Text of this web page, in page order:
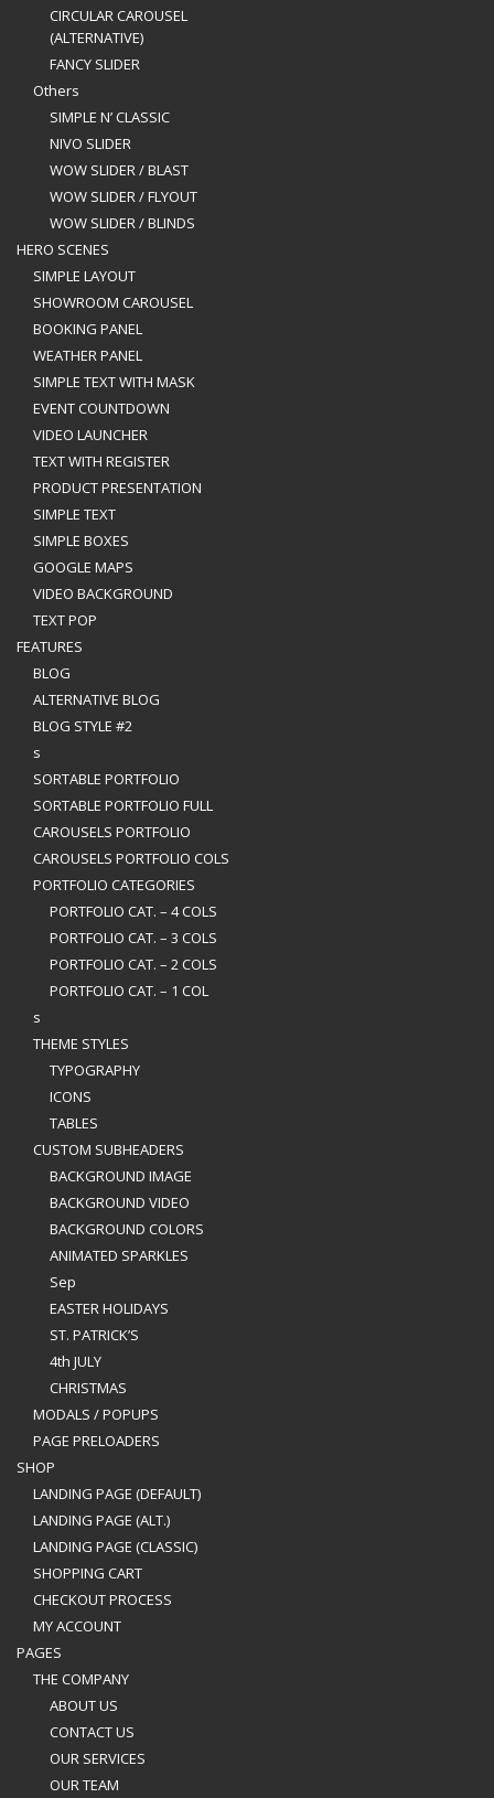
CIRCULAR CAROUSEL
(ALTERNATIVE)
FANCY SLIDER
Others
SIMPLE N’ CLASSIC
NIVO SLIDER
WOW SLIDER / BLAST
WOW SLIDER / FLYOUT
WOW SLIDER / BLINDS
HERO SCENES
SIMPLE LAYOUT
SHOWROOM CAROUSEL
BOOKING PANEL
WEATHER PANEL
SIMPLE TEXT WITH MASK
EVENT COUNTDOWN
VIDEO LAUNCHER
TEXT WITH REGISTER
PRODUCT PRESENTATION
SIMPLE TEXT
SIMPLE BOXES
GOOGLE MAPS
VIDEO BACKGROUND
TEXT POP
FEATURES
BLOG
ALTERNATIVE BLOG
BLOG STYLE #2
s
SORTABLE PORTFOLIO
SORTABLE PORTFOLIO FULL
CAROUSELS PORTFOLIO
CAROUSELS PORTFOLIO COLS
PORTFOLIO CATEGORIES
PORTFOLIO CAT. – 4 COLS
PORTFOLIO CAT. – 3 COLS
PORTFOLIO CAT. – 2 COLS
PORTFOLIO CAT. – 1 COL
s
THEME STYLES
TYPOGRAPHY
ICONS
TABLES
CUSTOM SUBHEADERS
BACKGROUND IMAGE
BACKGROUND VIDEO
BACKGROUND COLORS
ANIMATED SPARKLES
Sep
EASTER HOLIDAYS
ST. PATRICK’S
4th JULY
CHRISTMAS
MODALS / POPUPS
PAGE PRELOADERS
SHOP
LANDING PAGE (DEFAULT)
LANDING PAGE (ALT.)
LANDING PAGE (CLASSIC)
SHOPPING CART
CHECKOUT PROCESS
MY ACCOUNT
PAGES
THE COMPANY
ABOUT US
CONTACT US
OUR SERVICES
OUR TEAM